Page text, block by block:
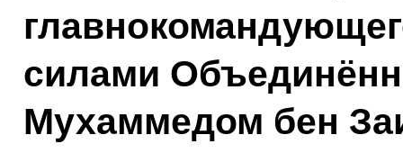
силами
Мухаммедом бен